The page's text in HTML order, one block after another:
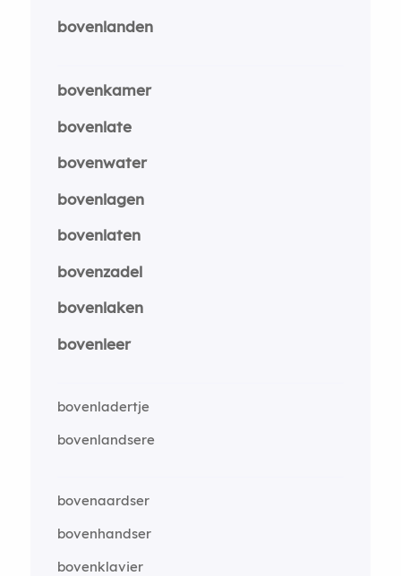
bovenlanden
bovenkamer
bovenlate
bovenwater
bovenlagen
bovenlaten
bovenzadel
bovenlaken
bovenleer
bovenladertje
bovenlandsere
bovenaardser
bovenhandser
bovenklavier